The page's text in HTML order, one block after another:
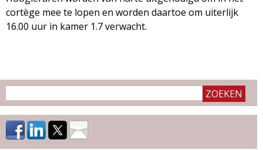
e
g
a
cortège mee te lopen en worden daartoe om uiterlijk
16.00 uur in kamer 1.7 verwacht.